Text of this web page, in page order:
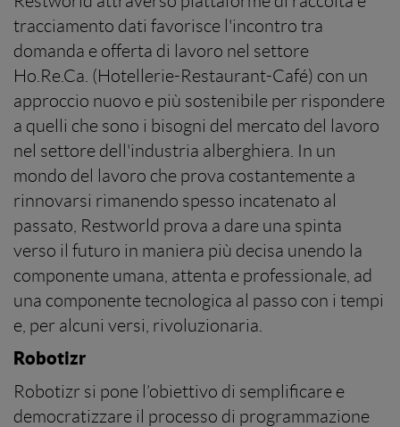
tracciamento dati favorisce l'incontro tra
domanda e offerta di lavoro nel settore
Ho.Re.Ca. (Hotellerie-Restaurant-Café) con un
approccio nuovo e più sostenibile per rispondere
a quelli che sono i bisogni del mercato del lavoro
nel settore dell'industria alberghiera. In un
mondo del lavoro che prova costantemente a
rinnovarsi rimanendo spesso incatenato al
passato, Restworld prova a dare una spinta
verso il futuro in maniera più decisa unendo la
componente umana, attenta e professionale, ad
una componente tecnologica al passo con i tempi
e, per alcuni versi, rivoluzionaria.
Robotizr
Robotizr si pone l’obiettivo di semplificare e
democratizzare il processo di programmazione